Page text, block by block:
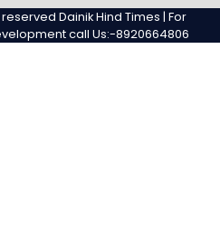
Page
Page Dainik Hind Times | For
call Us:-8920664806